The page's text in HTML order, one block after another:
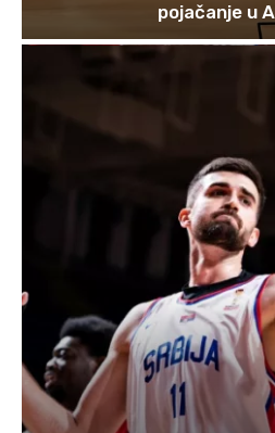
pojačanje u